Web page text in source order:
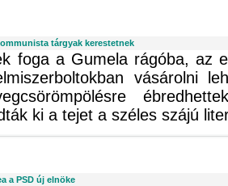
tárgyak kerestetnek
foga a Gumela rágóba, az
vásárolni
ki a tejet a széles szájú
a PSD új elnöke